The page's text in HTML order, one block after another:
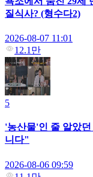
질식사? (형수다2)
2026-08-07 11:01
12.1만
5
'농산물'인 줄 알았
니다"
2026-08-06 09:59